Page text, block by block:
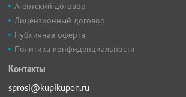
Агентский договор
Лицензионный договор
Публичная оферта
Политика конфиденциальности
Контакты
sprosi@kupikupon.ru